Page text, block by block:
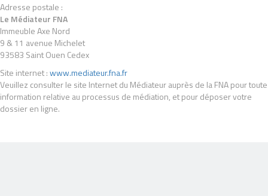
Adresse postale :
Le Médiateur FNA
Immeuble Axe Nord
9 & 11 avenue Michelet
93583 Saint Ouen Cedex
Site internet :www.mediateur.fna.fr
Veuillez consulter le site Internet du Médiateur auprès de la FNA pour toute
information relative au processus de médiation, et pour déposer votre
dossier en ligne.